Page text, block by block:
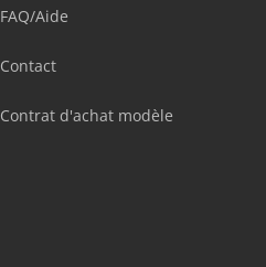
FAQ/Aide
Contact
Contrat d'achat modèle